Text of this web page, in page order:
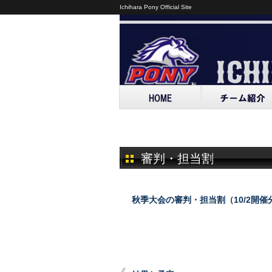
Ichihara Pony Official Site
審判・担当割
秋季大会の審判・担当割（10/2開催